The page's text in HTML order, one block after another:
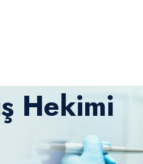
Hekimi